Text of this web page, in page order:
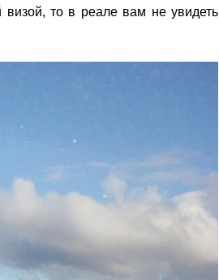
визой, то в реале вам не увидеть